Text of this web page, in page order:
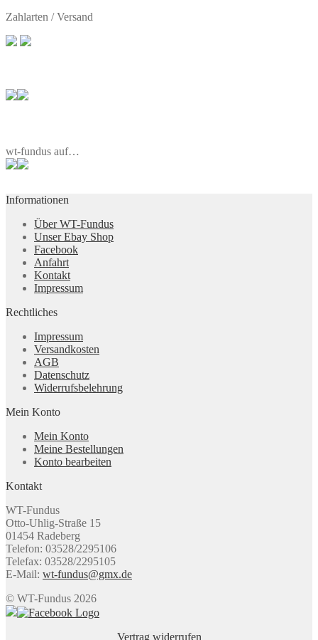
Zahlarten / Versand
wt-fundus auf…
Informationen
Über WT-Fundus
Unser Ebay Shop
Facebook
Anfahrt
Kontakt
Impressum
Rechtliches
Impressum
Versandkosten
AGB
Datenschutz
Widerrufsbelehrung
Mein Konto
Mein Konto
Meine Bestellungen
Konto bearbeiten
Kontakt
WT-Fundus
Otto-Uhlig-Straße 15
01454 Radeberg
Telefon: 03528/2295106
Telefax: 03528/2295105
E-Mail: wt-fundus@gmx.de
© WT-Fundus 2026
Vertrag widerrufen